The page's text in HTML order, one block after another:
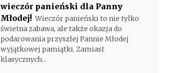
wieczór panieński dla Panny
Młodej! Wieczór panieński to nie tylko
świetna zabawa, ale także okazja do
podarowania przyszłej Pannie Młodej
wyjątkowej pamiątki. Zamiast
klasycznych...